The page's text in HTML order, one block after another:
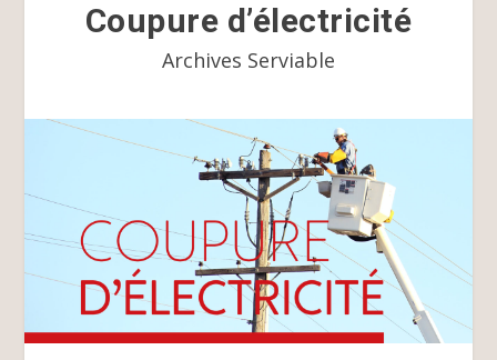
Coupure d’électricité
Archives Serviable